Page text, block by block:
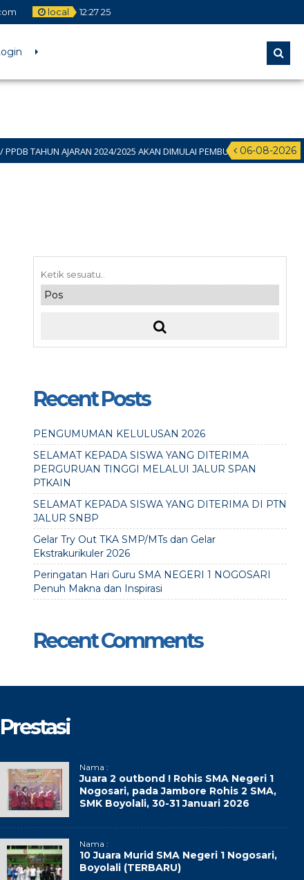
local 12:27 26
06-08-2026
AJARAN 2024/2025 AKAN DIMULAI PEMBUATAN AKUN PADA 11 JUNI
Recent Posts
PENGUMUMAN KELULUSAN 2026
SELAMAT KEPADA SISWA YANG DITERIMA
PERGURUAN TINGGI MELALUI JALUR SPAN
PTKAIN
SELAMAT KEPADA SISWA YANG DITERIMA DI PTN
JALUR SNBP
Gelar Try Out TKA SMP/MTs dan Gelar
Ekstrakurikuler 2026
Peringatan Hari Guru SMA NEGERI 1 NOGOSARI
Penuh Makna dan Inspirasi
Recent Comments
Prestasi
Nama :
Juara 2 outbond ! Rohis SMA Negeri 1
Nogosari, pada Jambore Rohis 2 SMA,
SMK Boyolali, 30-31 Januari 2026
Nama :
10 Juara Murid SMA Negeri 1 Nogosari,
Boyolali (TERBARU)